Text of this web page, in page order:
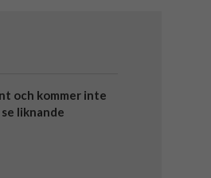
och kommer inte
liknande